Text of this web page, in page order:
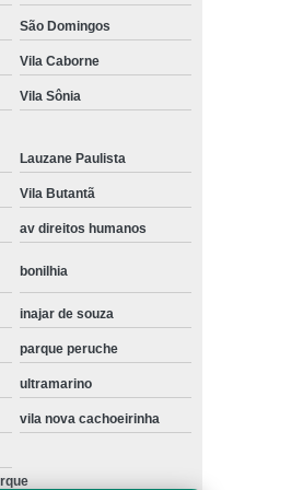
de Lavar Samsung
de Lavar Roupa
Lavar e Seca
Instalação
e Seca
Lava e Seca
Seca Samsung
e Seca
de Fogão Cooktop
São Domingos
Vila Caborne
Vila Sônia
Lauzane Paulista
Vila Butantã
av direitos humanos
bonilhia
inajar de souza
parque peruche
ultramarino
vila nova cachoeirinha